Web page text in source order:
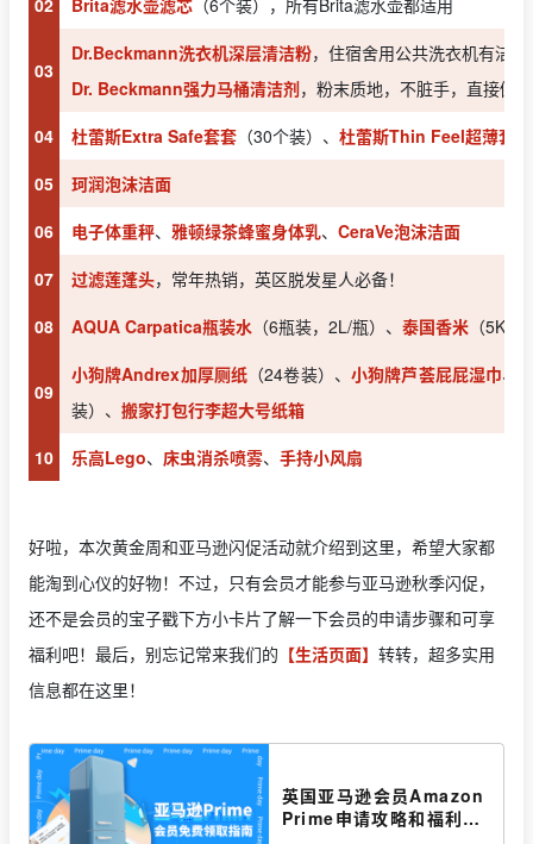
02 Brita滤水壶滤芯 （6个装），所有Brita滤水壶都适用
03
Dr.Beckmann洗衣机深层清洁粉，住宿舍用公共洗衣机有洁
Dr. Beckmann强力马桶清洁剂，粉末质地，不脏手，直接倒
04
杜蕾斯Extra Safe套套 （30个装）、 杜蕾斯Thin Feel超薄套套
05
珂润泡沫洁面
06
电子体重秤、 雅顿绿茶蜂蜜身体乳、 CeraVe泡沫洁面
07
过滤莲蓬头，常年热销，英区脱发星人必备！
08
AQUA Carpatica瓶装水 （6瓶装，2L/瓶）、 泰国香米 （5KG）
09
小狗牌Andrex加厚厕纸 （24卷装）、小狗牌芦荟屁屁湿巾、
装）、 搬家打包行李超大号纸箱
10
乐高Lego、 床虫消杀喷雾、 手持小风扇
好啦，本次黄金周和亚马逊闪促活动就介绍到这里，希望大家都
能淘到心仪的好物！不过，只有会员才能参与亚马逊秋季闪促，
还不是会员的宝子戳下方小卡片了解一下会员的申请步骤和可享
福利吧！最后，别忘记常来我们的 【生活页面】 转转，超多实用
信息都在这里！
英国亚马逊会员Amazon
Prime申请攻略和福利盘